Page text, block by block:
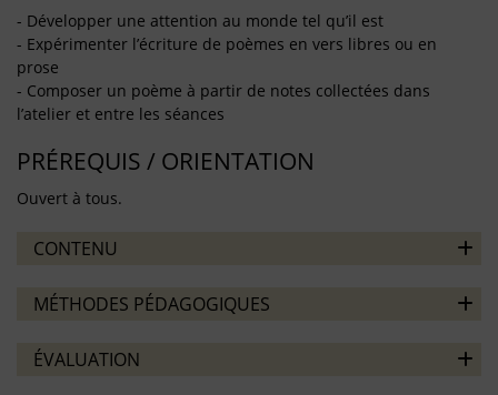
- Développer une attention au monde tel qu’il est
- Expérimenter l’écriture de poèmes en vers libres ou en
prose
- Composer un poème à partir de notes collectées dans
l’atelier et entre les séances
PRÉREQUIS / ORIENTATION
Ouvert à tous.
CONTENU
MÉTHODES PÉDAGOGIQUES
ÉVALUATION